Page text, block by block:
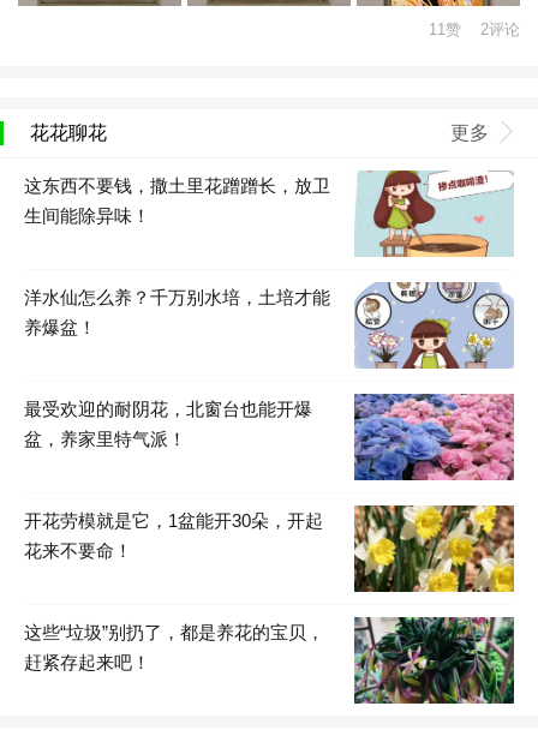
11赞 2评论
花花聊花 更多
这东西不要钱，撒土里花蹭蹭长，放卫
生间能除异味！
洋水仙怎么养？千万别水培，土培才能
养爆盆！
最受欢迎的耐阴花，北窗台也能开爆
盆，养家里特气派！
开花劳模就是它，1盆能开30朵，开起
花来不要命！
这些“垃圾”别扔了，都是养花的宝贝，
赶紧存起来吧！